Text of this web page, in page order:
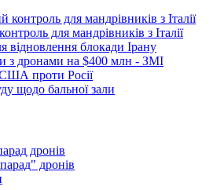
для мандрівників з Італії
блокади Ірану
з дронами на $400 млн - ЗМІ
США проти Росії
щодо бальної зали
дронів